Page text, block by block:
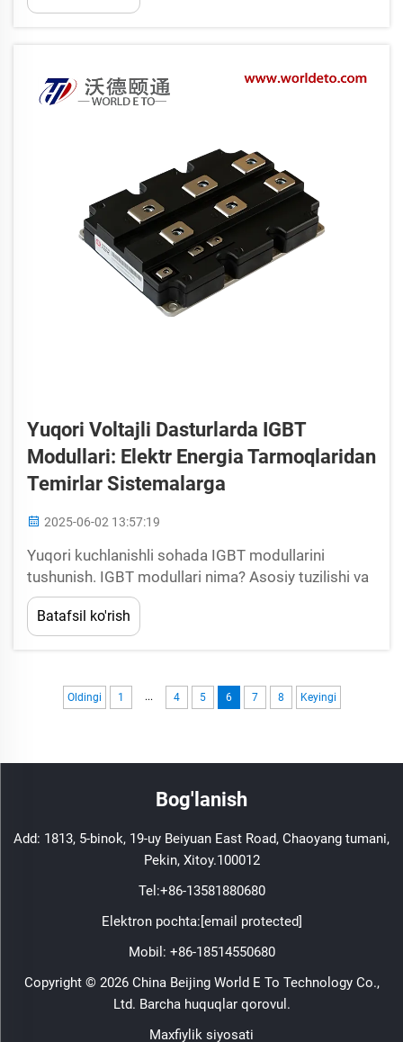
IGBT modullari juda tez o'chib yo'l beradi, shu bilan
Yuqori Voltajli Dasturlarda IGBT
Modullari: Elektr Energia Tarmoqlaridan
Temirlar Sistemalarga
2025-06-02 13:57:19
Yuqori kuchlanishli sohada IGBT modullarini
tushunish. IGBT modullari nima? Asosiy tuzilishi va
vazifalari. IGBT modullari quvvat o'zgartirish
tizimlarida muhim o'rin tutadi, chunki ular MOSFET
va bipolyar tranzistorlarning xususiyatlarini
Batafsil ko'rish
Oldingi 1 ... 4 5 6 7 8 Keyingi
Bog'lanish
Add: 1813, 5-binok, 19-uy Beiyuan East Road, Chaoyang tumani,
Pekin, Xitoy.100012
Tel:+86-13581880680
Elektron pochta:[email protected]
Mobil: +86-18514550680
Copyright © 2026 China Beijing World E To Technology Co.,
Ltd. Barcha huquqlar qorovul.
Maxfiylik siyosati